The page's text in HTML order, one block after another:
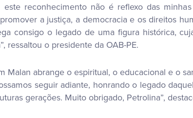
este reconhecimento não é reflexo das
a justiça, a democracia e os direitos
consigo o legado de uma figura histórica,
ressaltou o presidente da OAB-PE.
Malan abrange o espiritual, o educacional e o
seguir adiante, honrando o legado
gerações. Muito obrigado, Petrolina”,